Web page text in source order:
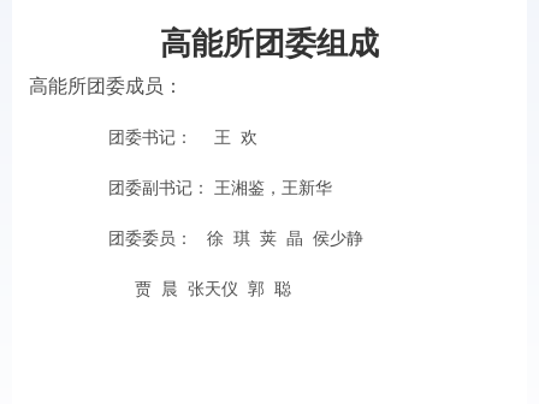
高能所团委组成
高能所团委成员：
团委书记： 王 欢
团委副书记： 王湘鉴，王新华
团委委员： 徐 琪 荚 晶 侯少静
贾 晨 张天仪 郭 聪